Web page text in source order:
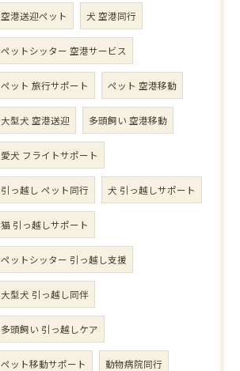
空港送迎ペット 犬 空港同行
ペットシッター 空港サービス
ペット 旅行サポート ペット 空港移動
大型犬 空港送迎 多頭飼い 空港移動
愛犬 フライトサポート
引っ越し ペット同行 犬 引っ越しサポート
猫 引っ越しサポート
ペットシッター 引っ越し支援
大型犬 引っ越し同伴
多頭飼い 引っ越しケア
ペット移動サポート 動物病院同行